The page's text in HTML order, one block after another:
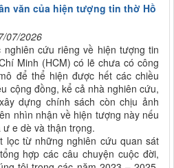
văn của hiện tượng tin thờ Hồ
07/2026
nghiên cứu riêng về hiện tượng tin
Minh (HCM) có lẽ chưa có công
để thể hiện được hết các chiều
cộng đồng, kể cả nhà nghiên cứu,
dựng chính sách còn chịu ảnh
nhìn nhận về hiện tượng này nếu
e dè và thận trọng.
lọc từ những nghiên cứu quan sát
hợp các câu chuyện cuộc đời,